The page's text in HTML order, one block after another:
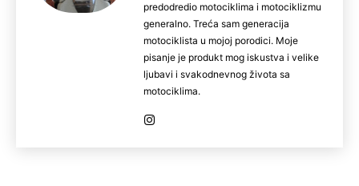
predodredio motociklima i motociklizmu
generalno. Treća sam generacija
motociklista u mojoj porodici. Moje
pisanje je produkt mog iskustva i velike
ljubavi i svakodnevnog života sa
motociklima.